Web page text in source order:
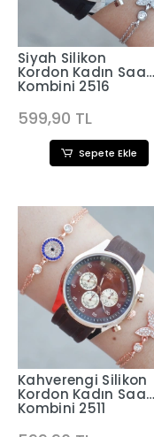
Siyah Silikon
Kordon Kadın Saat
Kombini 2516
599,90 TL
Sepete Ekle
Kahverengi Silikon
Kordon Kadın Saat
Kombini 2511